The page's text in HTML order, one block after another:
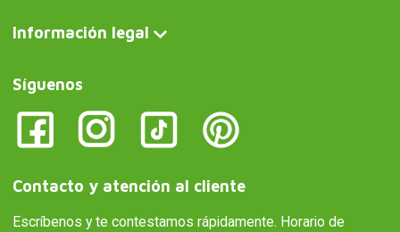
Información legal
Síguenos
Contacto y atención al cliente
Escríbenos y te contestamos rápidamente. Horario de